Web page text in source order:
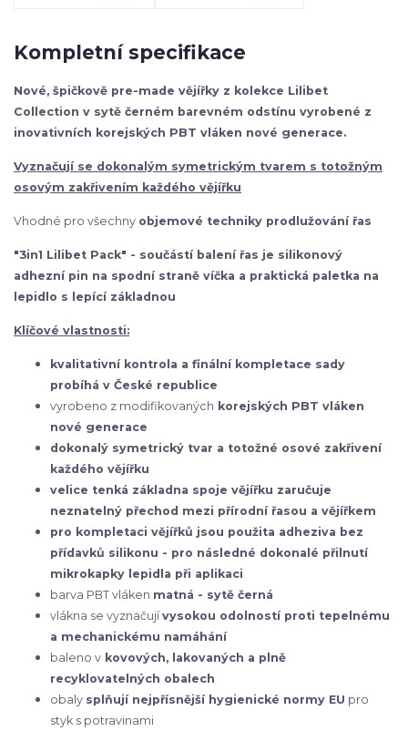
Kompletní specifikace
Nové, špičkově pre-made vějířky z kolekce Lilibet
Collection v sytě černém barevném odstínu vyrobené z
inovativních korejských PBT vláken nové generace.
Vyznačují se dokonalým symetrickým tvarem s totožným
osovým zakřivením každého vějířku
Vhodné pro všechny objemové techniky prodlužování řas
"3in1 Lilibet Pack" - součástí balení řas je silikonový
adhezní pin na spodní straně víčka a praktická paletka na
lepidlo s lepící základnou
Klíčové vlastnosti:
kvalitativní kontrola a finální kompletace sady
probíhá v České republice
vyrobeno z modifikovaných korejských PBT vláken
nové generace
dokonalý symetrický tvar a totožné osové zakřivení
každého vějířku
velice tenká základna spoje vějířku zaručuje
neznatelný přechod mezi přírodní řasou a vějířkem
pro kompletaci vějířků jsou použita adheziva bez
přídavků silikonu - pro následné dokonalé přilnutí
mikrokapky lepidla při aplikaci
barva PBT vláken matná - sytě černá
vlákna se vyznačujívysokou odolností proti tepelnému
a mechanickému namáhání
baleno v kovových, lakovaných a plně
recyklovatelných obalech
obaly splňují nejpřísnější hygienické normy EU pro
styk s potravinami